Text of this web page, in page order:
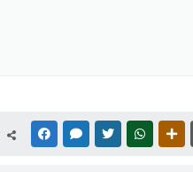
FACEBOOKMESSENGER
TWITTER